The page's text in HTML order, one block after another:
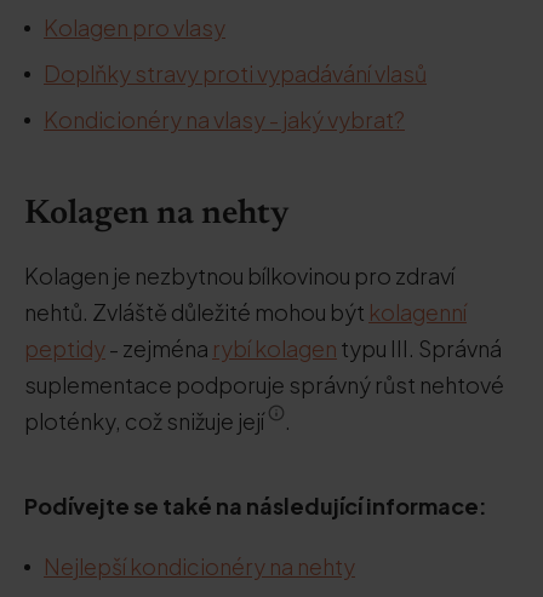
Kolagen pro vlasy
Doplňky stravy proti vypadávání vlasů
Kondicionéry na vlasy - jaký vybrat?
Kolagen na nehty
Kolagen je nezbytnou bílkovinou pro zdraví
nehtů. Zvláště důležité mohou být kolagenní
peptidy- zejména rybí kolagen typu III. Správná
suplementace podporuje správný růst nehtové
ploténky, což snižuje její
.
Podívejte se také na následující informace:
Nejlepší kondicionéry na nehty